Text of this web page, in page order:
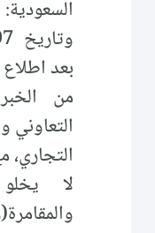
بعد
من
التعاوني
التجاري،
لا